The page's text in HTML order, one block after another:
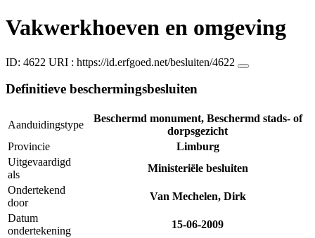
Vakwerkhoeven en omgeving
ID: 4622 URI : https://id.erfgoed.net/besluiten/4622
Definitieve beschermingsbesluiten
Aanduidingstype
Beschermd monument, Beschermd stads- of
dorpsgezicht
Provincie
Limburg
Uitgevaardigd
als
Ministeriële besluiten
Ondertekend
door
Van Mechelen, Dirk
Datum
ondertekening
15-06-2009